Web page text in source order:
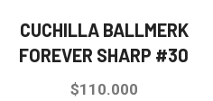
CUCHILLA BALLMERK
FOREVER SHARP #30
$110.000